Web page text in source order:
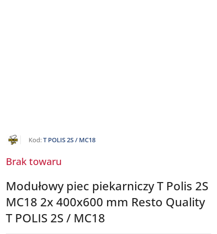
NAZWA
PRODUCENTA:
Kod:T POLIS 2S / MC18
Brak towaru
Modułowy piec piekarniczy T Polis 2S
MC18 2x 400x600 mm Resto Quality
T POLIS 2S / MC18